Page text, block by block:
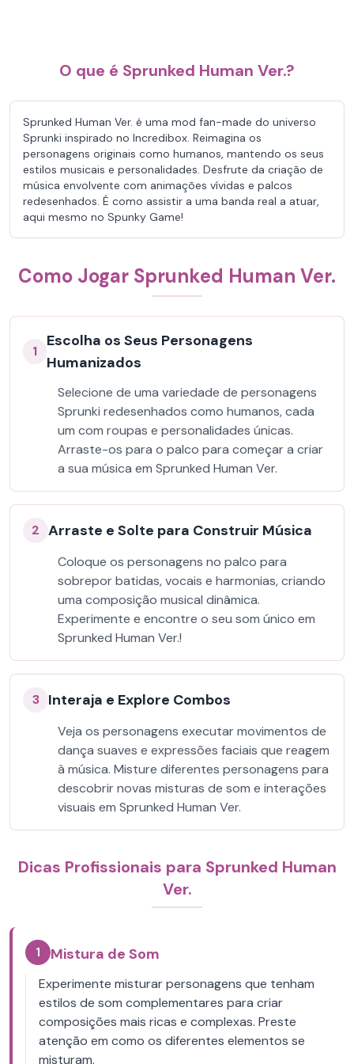
O que é Sprunked Human Ver.?
Sprunked Human Ver. é uma mod fan-made do universo
Sprunki inspirado no Incredibox. Reimagina os
personagens originais como humanos, mantendo os seus
estilos musicais e personalidades. Desfrute da criação de
música envolvente com animações vívidas e palcos
redesenhados. É como assistir a uma banda real a atuar,
aqui mesmo no Spunky Game!
Como Jogar Sprunked Human Ver.
1
Escolha os Seus Personagens
Humanizados
Selecione de uma variedade de personagens
Sprunki redesenhados como humanos, cada
um com roupas e personalidades únicas.
Arraste-os para o palco para começar a criar
a sua música em Sprunked Human Ver.
2 Arraste e Solte para Construir Música
Coloque os personagens no palco para
sobrepor batidas, vocais e harmonias, criando
uma composição musical dinâmica.
Experimente e encontre o seu som único em
Sprunked Human Ver.!
3 Interaja e Explore Combos
Veja os personagens executar movimentos de
dança suaves e expressões faciais que reagem
à música. Misture diferentes personagens para
descobrir novas misturas de som e interações
visuais em Sprunked Human Ver.
Dicas Profissionais para Sprunked Human
Ver.
1 Mistura de Som
Experimente misturar personagens que tenham
estilos de som complementares para criar
composições mais ricas e complexas. Preste
atenção em como os diferentes elementos se
misturam.